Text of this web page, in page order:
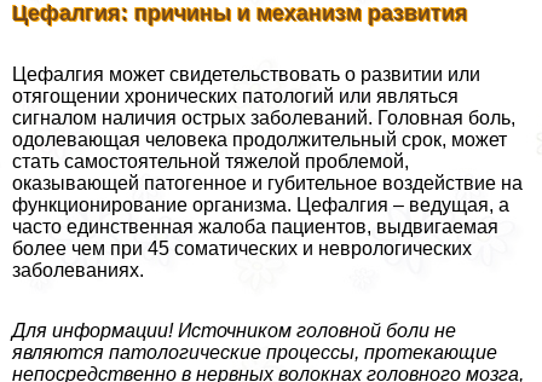
Цефалгия: причины и механизм развития
Цефалгия может свидетельствовать о развитии или
отягощении хронических патологий или являться
сигналом наличия острых заболеваний. Головная боль,
одолевающая человека продолжительный срок, может
стать самостоятельной тяжелой проблемой,
оказывающей патогенное и губительное воздействие на
функционирование организма. Цефалгия – ведущая, а
часто единственная жалоба пациентов, выдвигаемая
более чем при 45 соматических и неврологических
заболеваниях.
Для информации! Источником головной боли не
являются патологические процессы, протекающие
непосредственно в нервных волокнах головного мозга,